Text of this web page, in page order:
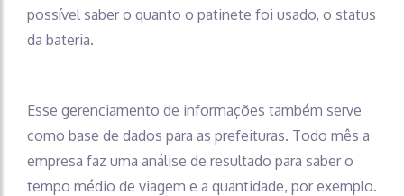
possível saber o quanto o patinete foi usado, o status
da bateria.
Esse gerenciamento de informações também serve
como base de dados para as prefeituras. Todo mês a
empresa faz uma análise de resultado para saber o
tempo médio de viagem e a quantidade, por exemplo.